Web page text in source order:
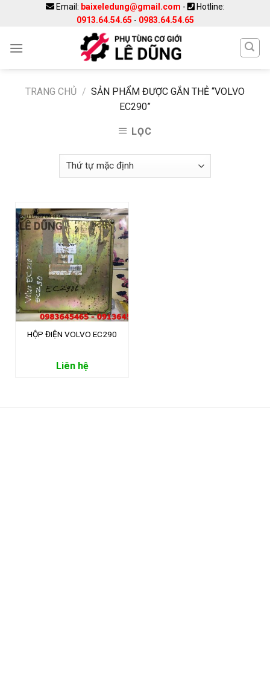
Email: baixeledung@gmail.com -
Hotline:
0913.64.54.65 - 0983.64.54.65
TRANG CHỦ / SẢN PHẨM ĐƯỢC GẮN THẺ “VOLVO
EC290”
LỌC
HỘP ĐIỆN VOLVO EC290
Liên hệ